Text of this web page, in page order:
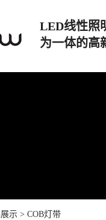
LED线性照
为一体的高
示 > COB灯带